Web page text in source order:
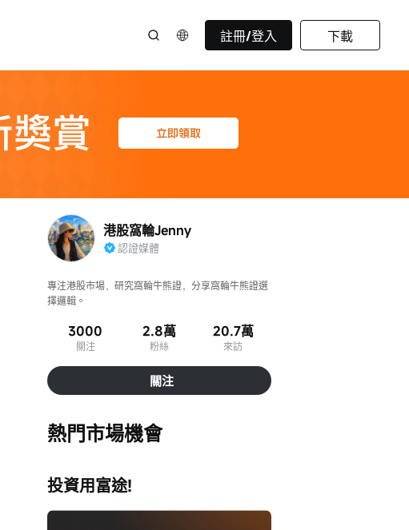
註冊/登入 下載
港股窩輪Jenny
認證媒體
專注港股市場，研究窩輪牛熊證，分享窩輪牛熊證選
擇邏輯。
3000
關注
2.8萬
粉絲
20.7萬
來訪
關注
熱門市場機會
投資用富途!